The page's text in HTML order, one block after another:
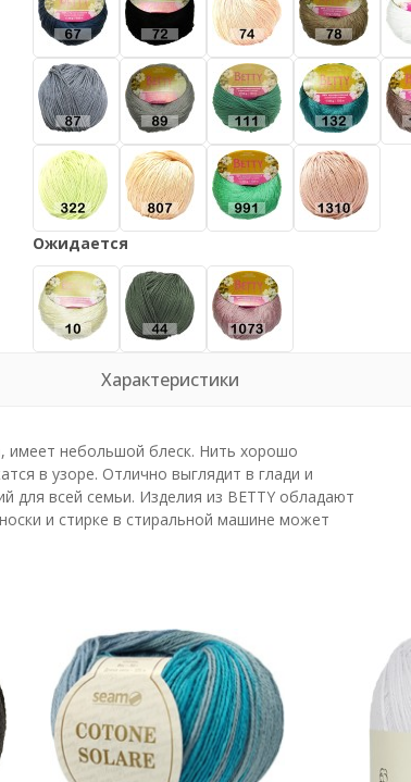
Ожидается
Характеристики
имеет небольшой блеск. Нить хорошо
в узоре. Отлично выглядит в глади и
для всей семьи. Изделия из BETTY обладают
и стирке в стиральной машине может